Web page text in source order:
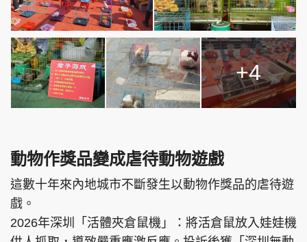
+4
動物作獎品變成虐待動物遊戲
這數十年來內地城市不斷發生以動物作獎品的虐待遊
戲。
2026年深圳「活體夾倉鼠機」：將活倉鼠放入娃娃機